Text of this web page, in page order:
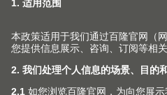
EASY ASSEMBLY 百隆安
Blum 百隆推出的这款安装辅
五金件安装和调节方面的各种